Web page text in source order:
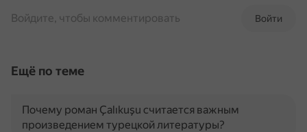
Войти
Войдите, чтобы комментировать
Ещё по теме
Почему роман Çalıkuşu считается важным
произведением турецкой литературы?